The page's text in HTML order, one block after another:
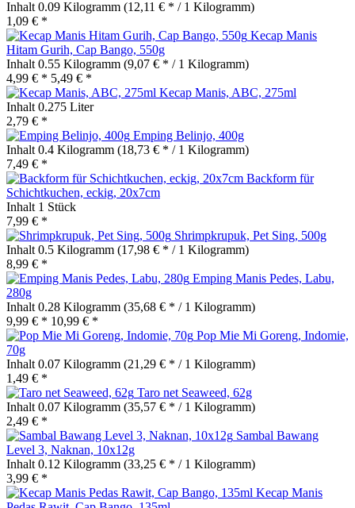
Inhalt 0.09 Kilogramm (12,11 € * / 1 Kilogramm)
1,09 € *
Kecap Manis
Hitam Gurih, Cap Bango, 550g
Inhalt 0.55 Kilogramm (9,07 € * / 1 Kilogramm)
4,99 € * 5,49 € *
Kecap Manis, ABC, 275ml
Inhalt 0.275 Liter
2,79 € *
Emping Belinjo, 400g
Inhalt 0.4 Kilogramm (18,73 € * / 1 Kilogramm)
7,49 € *
Backform für
Schichtkuchen, eckig, 20x7cm
Inhalt 1 Stück
7,99 € *
Shrimpkrupuk, Pet Sing, 500g
Inhalt 0.5 Kilogramm (17,98 € * / 1 Kilogramm)
8,99 € *
Emping Manis Pedes, Labu,
280g
Inhalt 0.28 Kilogramm (35,68 € * / 1 Kilogramm)
9,99 € * 10,99 € *
Pop Mie Mi Goreng, Indomie,
70g
Inhalt 0.07 Kilogramm (21,29 € * / 1 Kilogramm)
1,49 € *
Taro net Seaweed, 62g
Inhalt 0.07 Kilogramm (35,57 € * / 1 Kilogramm)
2,49 € *
Sambal Bawang
Level 3, Naknan, 10x12g
Inhalt 0.12 Kilogramm (33,25 € * / 1 Kilogramm)
3,99 € *
Kecap Manis